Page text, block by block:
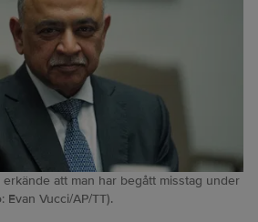
att man har begått misstag under
Vucci/AP/TT).